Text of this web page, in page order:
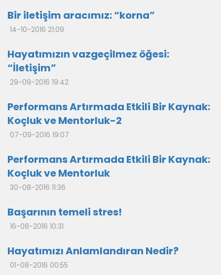
Bir iletişim aracımız: “korna”
14-10-2016 21:09
Hayatımızın vazgeçilmez öğesi:
“İletişim”
29-09-2016 19:42
Performans Artırmada Etkili Bir Kaynak:
Koçluk ve Mentorluk-2
07-09-2016 19:07
Performans Artırmada Etkili Bir Kaynak:
Koçluk ve Mentorluk
30-08-2016 11:36
Başarının temeli stres!
16-08-2016 10:31
Hayatımızı Anlamlandıran Nedir?
01-08-2016 00:55